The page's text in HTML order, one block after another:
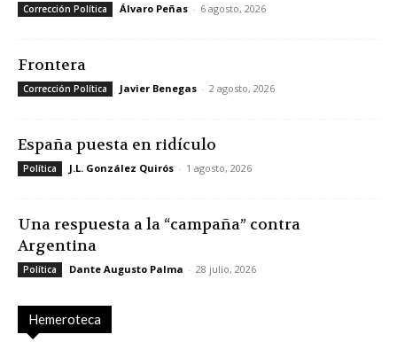
Corrección Política Álvaro Peñas - 6 agosto, 2026
Frontera
Corrección Política Javier Benegas - 2 agosto, 2026
España puesta en ridículo
Política J.L. González Quirós - 1 agosto, 2026
Una respuesta a la “campaña” contra
Argentina
Política Dante Augusto Palma - 28 julio, 2026
Hemeroteca